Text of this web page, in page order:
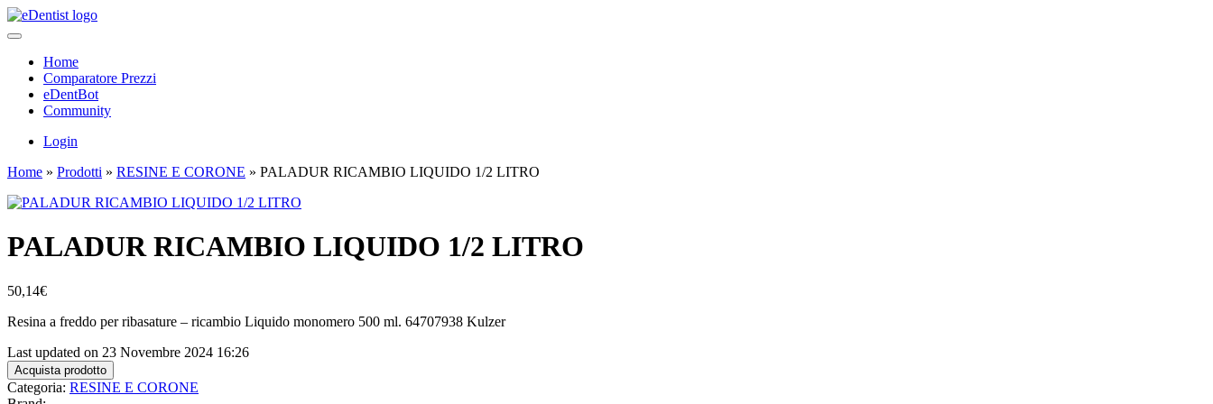
Home
Comparatore Prezzi
eDentBot
Community
Login
Home » Prodotti » RESINE E CORONE » PALADUR RICAMBIO LIQUIDO 1/2 LITRO
PALADUR RICAMBIO LIQUIDO 1/2 LITRO
50,14€
Resina a freddo per ribasature – ricambio Liquido monomero 500 ml. 64707938 Kulzer
Last updated on 23 Novembre 2024 16:26
Acquista prodotto
Categoria: RESINE E CORONE